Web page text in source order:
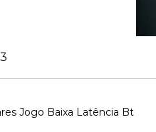
3
Jogo Baixa Latência Bt